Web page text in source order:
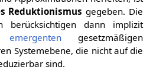
Reduktionismus gegeben. Die
berücksichtigen dann implizit
emergenten gesetzmäßigen
Systemebene, die nicht auf die
sind.